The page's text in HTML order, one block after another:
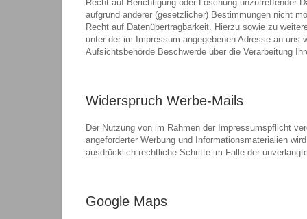
Recht auf Berichtigung oder Löschung unzutreffender
aufgrund anderer (gesetzlicher) Bestimmungen nicht
Recht auf Datenübertragbarkeit. Hierzu sowie zu
unter der im Impressum angegebenen Adresse an
Aufsichtsbehörde Beschwerde über die Verarbeitung
Widerspruch Werbe-Mails
Der Nutzung von im Rahmen der Impressumspflicht
angeforderter Werbung und Informationsmaterialien
ausdrücklich rechtliche Schritte im Falle der
Google Maps